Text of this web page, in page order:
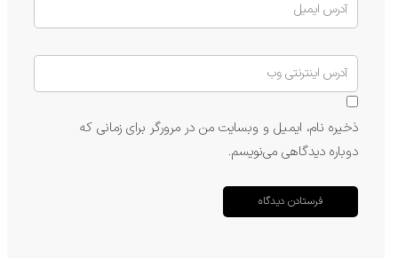
ذخیره نام، ایمیل و وبسایت من در مرورگر برای زمانی که
دوباره دیدگاهی می‌نویسم.